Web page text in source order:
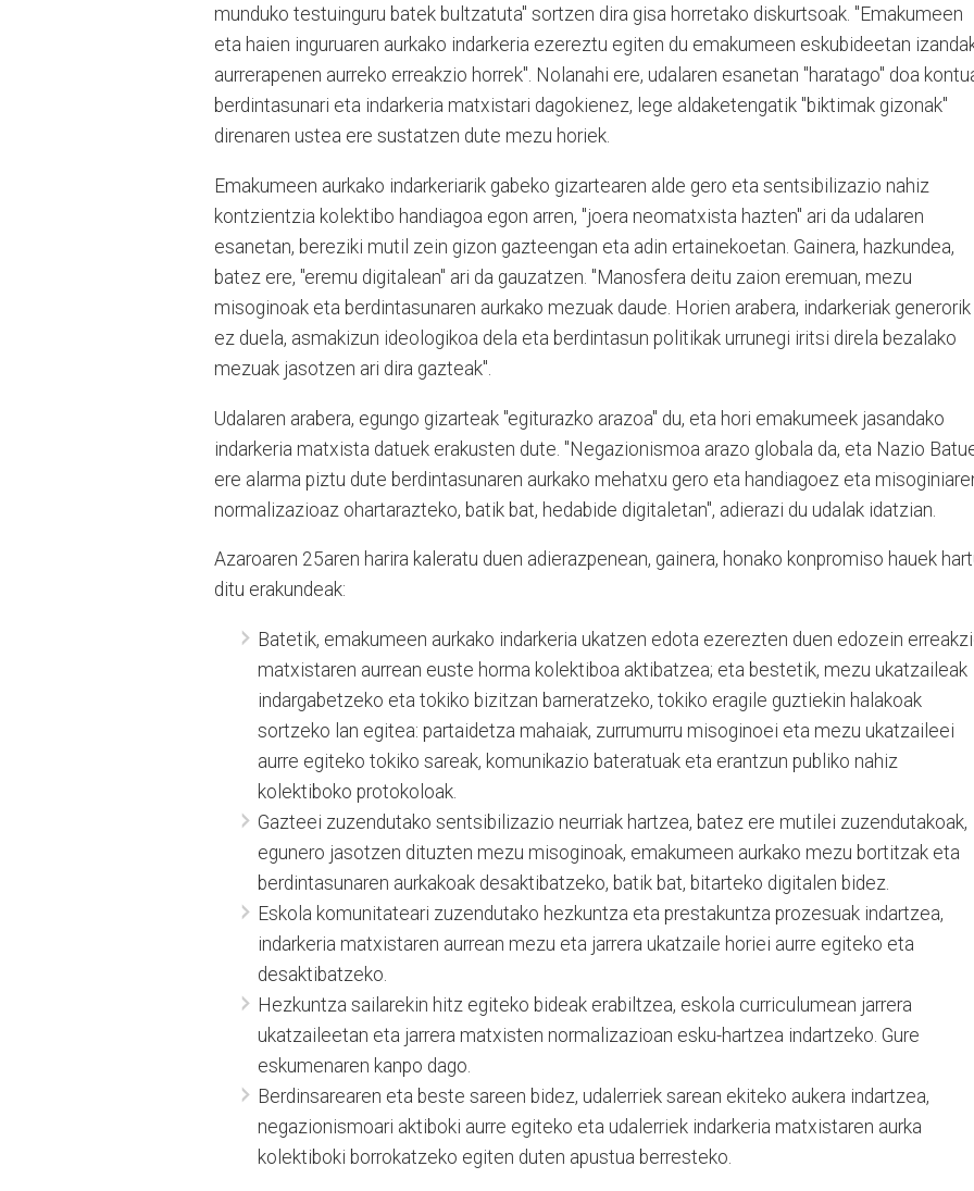
munduko testuinguru batek bultzatuta" sortzen dira gisa horretako diskurtsoak. "Emakumeen
eta haien inguruaren aurkako indarkeria ezereztu egiten du emakumeen eskubideetan
aurrerapenen aurreko erreakzio horrek". Nolanahi ere, udalaren esanetan "haratago" doa
berdintasunari eta indarkeria matxistari dagokienez, lege aldaketengatik "biktimak gizonak"
direnaren ustea ere sustatzen dute mezu horiek.
Emakumeen aurkako indarkeriarik gabeko gizartearen alde gero eta sentsibilizazio nahiz
kontzientzia kolektibo handiagoa egon arren, "joera neomatxista hazten" ari da udalaren
esanetan, bereziki mutil zein gizon gazteengan eta adin ertainekoetan. Gainera, hazkundea,
batez ere, "eremu digitalean" ari da gauzatzen. "Manosfera deitu zaion eremuan, mezu
misoginoak eta berdintasunaren aurkako mezuak daude. Horien arabera, indarkeriak generorik
ez duela, asmakizun ideologikoa dela eta berdintasun politikak urrunegi iritsi direla bezalako
mezuak jasotzen ari dira gazteak".
Udalaren arabera, egungo gizarteak "egiturazko arazoa" du, eta hori emakumeek jasandako
indarkeria matxista datuek erakusten dute. "Negazionismoa arazo globala da, eta Nazio
ere alarma piztu dute berdintasunaren aurkako mehatxu gero eta handiagoez eta
normalizazioaz ohartarazteko, batik bat, hedabide digitaletan", adierazi du udalak idatzian.
Azaroaren 25aren harira kaleratu duen adierazpenean, gainera, honako konpromiso hauek
ditu erakundeak:
Batetik, emakumeen aurkako indarkeria ukatzen edota ezerezten duen edozein
matxistaren aurrean euste horma kolektiboa aktibatzea; eta bestetik, mezu ukatzaileak
indargabetzeko eta tokiko bizitzan barneratzeko, tokiko eragile guztiekin halakoak
sortzeko lan egitea: partaidetza mahaiak, zurrumurru misoginoei eta mezu ukatzaileei
aurre egiteko tokiko sareak, komunikazio bateratuak eta erantzun publiko nahiz
kolektiboko protokoloak.
Gazteei zuzendutako sentsibilizazio neurriak hartzea, batez ere mutilei zuzendutakoak,
egunero jasotzen dituzten mezu misoginoak, emakumeen aurkako mezu bortitzak eta
berdintasunaren aurkakoak desaktibatzeko, batik bat, bitarteko digitalen bidez.
Eskola komunitateari zuzendutako hezkuntza eta prestakuntza prozesuak indartzea,
indarkeria matxistaren aurrean mezu eta jarrera ukatzaile horiei aurre egiteko eta
desaktibatzeko.
Hezkuntza sailarekin hitz egiteko bideak erabiltzea, eskola curriculumean jarrera
ukatzaileetan eta jarrera matxisten normalizazioan esku-hartzea indartzeko. Gure
eskumenaren kanpo dago.
Berdinsarearen eta beste sareen bidez, udalerriek sarean ekiteko aukera indartzea,
negazionismoari aktiboki aurre egiteko eta udalerriek indarkeria matxistaren aurka
kolektiboki borrokatzeko egiten duten apustua berresteko.